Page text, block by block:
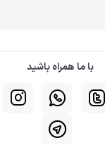
با ما همراه باشید